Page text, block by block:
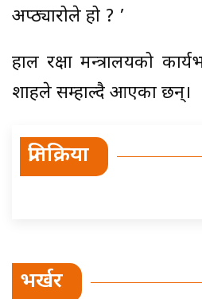
अप्ठ्यारोले हो ? ’
हाल रक्षा मन्त्रालयको
शाहले सम्हाल्दै आएका छन्।
प्रतिक्रिया
भर्खर